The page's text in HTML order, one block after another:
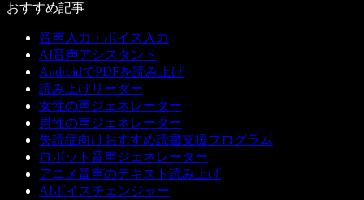
おすすめ記事
音声入力・ボイス入力
AI音声アシスタント
AndroidでPDFを読み上げ
読み上げリーダー
女性の声ジェネレーター
男性の声ジェネレーター
失読症向けおすすめ読書支援プログラム
ロボット音声ジェネレーター
アニメ音声のテキスト読み上げ
AIボイスチェンジャー